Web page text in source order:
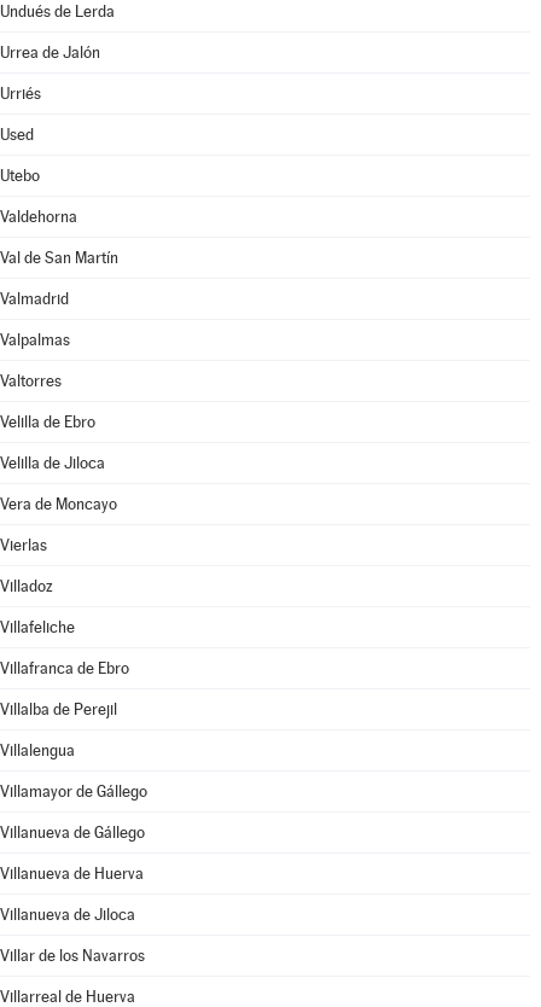
Undués de Lerda
Urrea de Jalón
Urriés
Used
Utebo
Valdehorna
Val de San Martín
Valmadrid
Valpalmas
Valtorres
Velilla de Ebro
Velilla de Jiloca
Vera de Moncayo
Vierlas
Villadoz
Villafeliche
Villafranca de Ebro
Villalba de Perejil
Villalengua
Villamayor de Gállego
Villanueva de Gállego
Villanueva de Huerva
Villanueva de Jiloca
Villar de los Navarros
Villarreal de Huerva